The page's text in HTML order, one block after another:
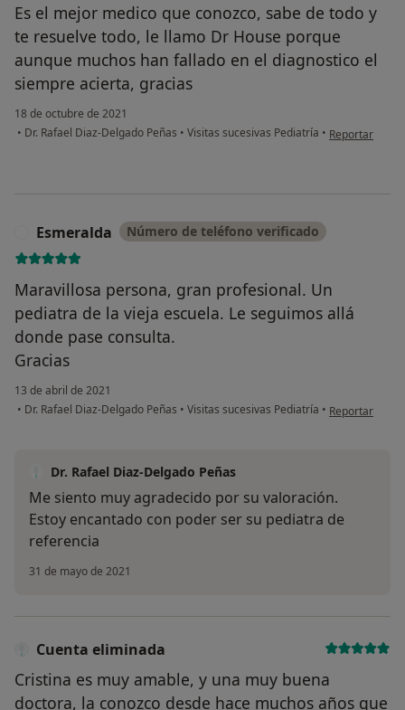
Es el mejor medico que conozco, sabe de todo y
te resuelve todo, le llamo Dr House porque
aunque muchos han fallado en el diagnostico el
siempre acierta, gracias
18 de octubre de 2021
• Dr. Rafael Diaz-Delgado Peñas • Visitas sucesivas Pediatría • en opinión del
Reportar
Esmeralda Número de teléfono verificado
Maravillosa persona, gran profesional. Un
pediatra de la vieja escuela. Le seguimos allá
donde pase consulta.
Gracias
13 de abril de 2021
• Dr. Rafael Diaz-Delgado Peñas • Visitas sucesivas Pediatría • en opinión del
Reportar
Dr. Rafael Diaz-Delgado Peñas
Me siento muy agradecido por su valoración.
Estoy encantado con poder ser su pediatra de
referencia
31 de mayo de 2021
Cuenta eliminada
Cristina es muy amable, y una muy buena
doctora, la conozco desde hace muchos años que